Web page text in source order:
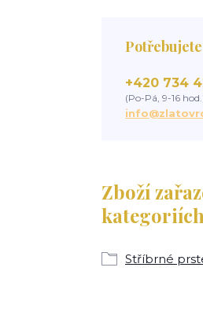
Zboží
kategoriích
Stříbrné
+420 734
(Po-Pá, 9-16